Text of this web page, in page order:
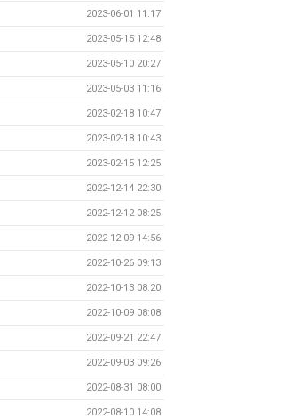
2023-06-01 11:17
2023-05-15 12:48
2023-05-10 20:27
2023-05-03 11:16
2023-02-18 10:47
2023-02-18 10:43
2023-02-15 12:25
2022-12-14 22:30
2022-12-12 08:25
2022-12-09 14:56
2022-10-26 09:13
2022-10-13 08:20
2022-10-09 08:08
2022-09-21 22:47
2022-09-03 09:26
2022-08-31 08:00
2022-08-10 14:08